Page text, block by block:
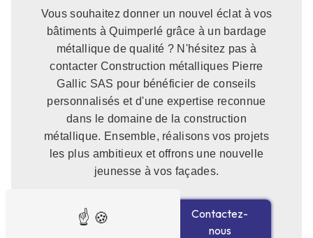
Vous souhaitez donner un nouvel éclat à vos
bâtiments à Quimperlé grâce à un bardage
métallique de qualité ? N'hésitez pas à
contacter Construction métalliques Pierre
Gallic SAS pour bénéficier de conseils
personnalisés et d'une expertise reconnue
dans le domaine de la construction
métallique. Ensemble, réalisons vos projets
les plus ambitieux et offrons une nouvelle
jeunesse à vos façades.
En savoir
Contactez-
nous